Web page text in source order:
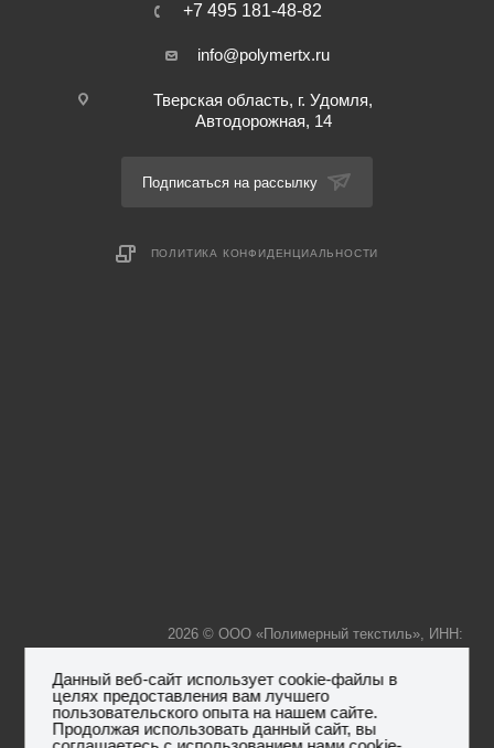
+7 495 181-48-82
info@polymertx.ru
Тверская область, г. Удомля,
Автодорожная, 14
Подписаться на рассылку
ПОЛИТИКА КОНФИДЕНЦИАЛЬНОСТИ
2026 © ООО «Полимерный текстиль», ИНН:
7736239425, КПП: 773601001, ОГРН: 1157746306596,
адрес:119261, г. Москва, ул.Панферова, дом 3, кв.68
Данный веб-сайт использует cookie-файлы в
целях предоставления вам лучшего
пользовательского опыта на нашем сайте.
Продолжая использовать данный сайт, вы